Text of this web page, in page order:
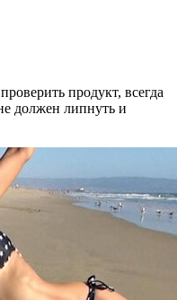
продукт, всегда
должен липнуть и